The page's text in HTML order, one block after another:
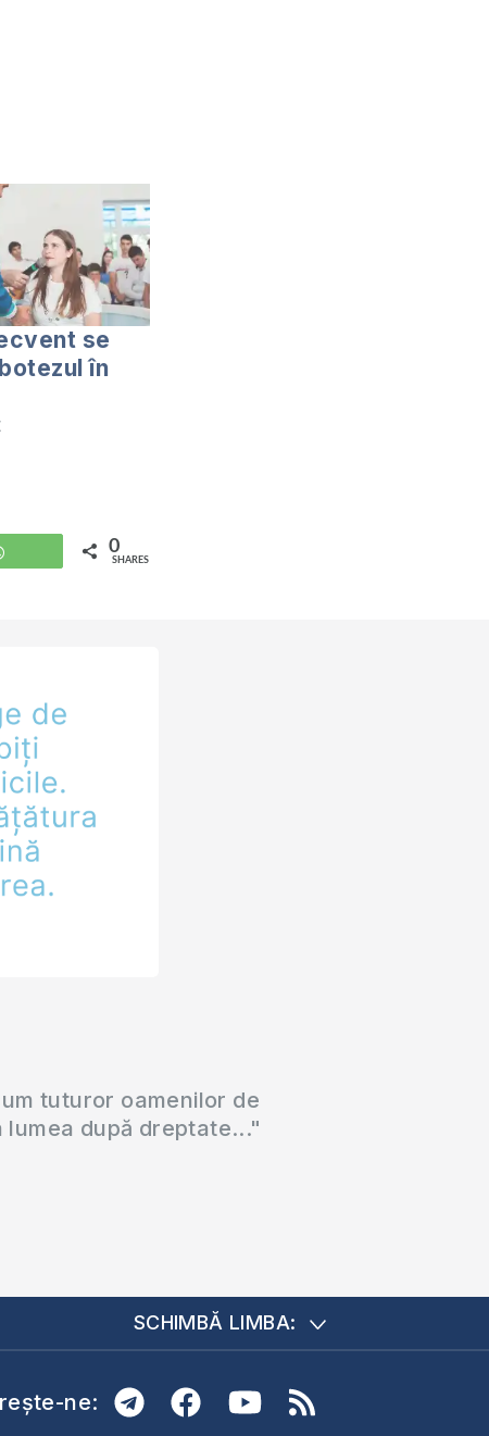
se
în
WhatsApp 0
SHARES
tuturor oamenilor de
după dreptate..."
SCHIMBĂ LIMBA:
ne: